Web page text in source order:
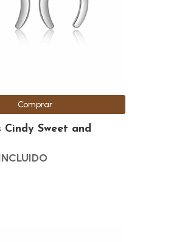
Cindy Sweet and
Comprar